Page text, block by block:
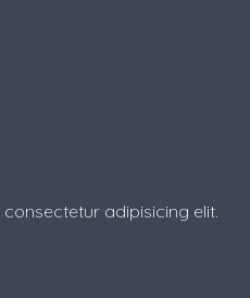
adipisicing elit.